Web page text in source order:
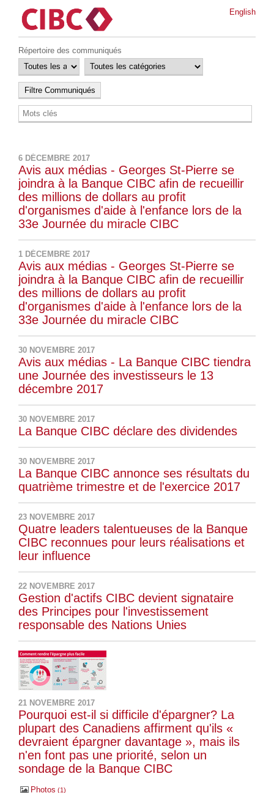
English
Répertoire des communiqués
6 DÉCEMBRE 2017
Avis aux médias - Georges St-Pierre se
joindra à la Banque CIBC afin de recueillir
des millions de dollars au profit
d'organismes d'aide à l'enfance lors de la
33e Journée du miracle CIBC
1 DÉCEMBRE 2017
Avis aux médias - Georges St-Pierre se
joindra à la Banque CIBC afin de recueillir
des millions de dollars au profit
d'organismes d'aide à l'enfance lors de la
33e Journée du miracle CIBC
30 NOVEMBRE 2017
Avis aux médias - La Banque CIBC tiendra
une Journée des investisseurs le 13
décembre 2017
30 NOVEMBRE 2017
La Banque CIBC déclare des dividendes
30 NOVEMBRE 2017
La Banque CIBC annonce ses résultats du
quatrième trimestre et de l'exercice 2017
23 NOVEMBRE 2017
Quatre leaders talentueuses de la Banque
CIBC reconnues pour leurs réalisations et
leur influence
22 NOVEMBRE 2017
Gestion d'actifs CIBC devient signataire
des Principes pour l'investissement
responsable des Nations Unies
21 NOVEMBRE 2017
Pourquoi est-il si difficile d'épargner? La
plupart des Canadiens affirment qu'ils «
devraient épargner davantage », mais ils
n'en font pas une priorité, selon un
sondage de la Banque CIBC
Photos 1